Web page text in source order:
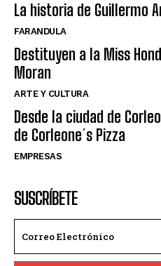
La historia de Guillermo
FARANDULA
Destituyen a la Miss
Moran
ARTE Y CULTURA
Desde la ciudad de
de Corleone´s Pizza
EMPRESAS
SUSCRÍBETE